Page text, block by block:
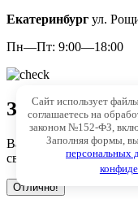
Екатеринбург ул.
Пн—Пт: 9:00—18:00
Заявка
Ваша заявка успешно
свяжется менеджер.
Отлично!
Сайт использует
соглашаетесь на
законом №152-ФЗ,
Заполняя формы,
персональных